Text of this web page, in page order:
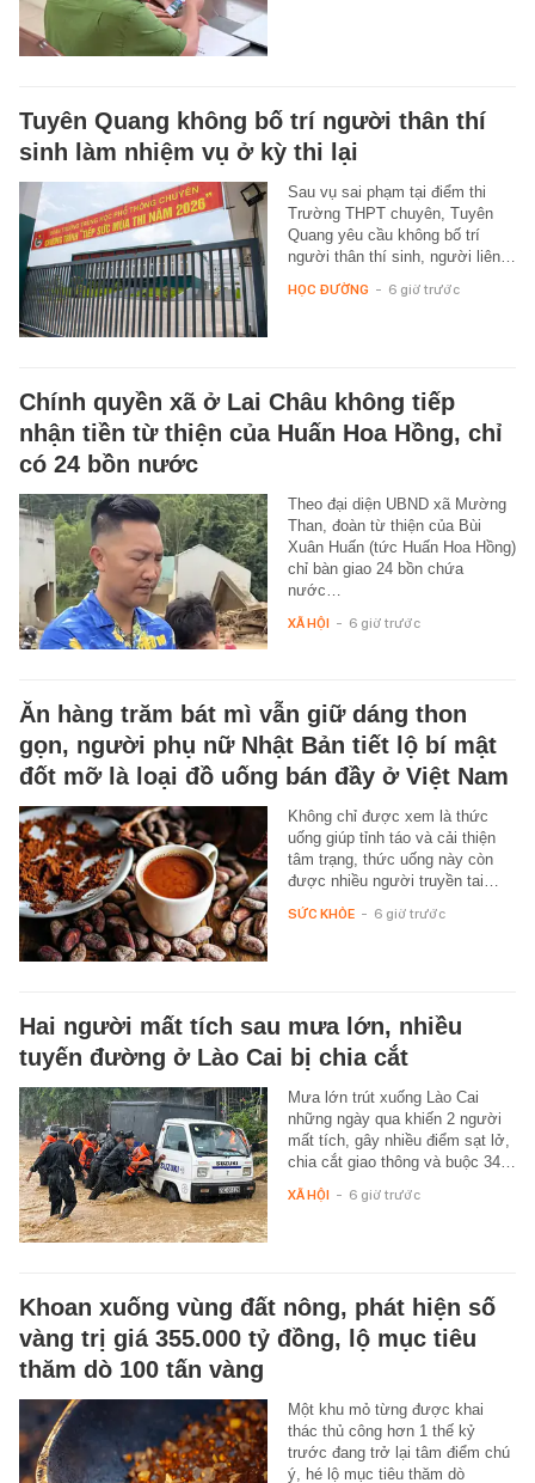
Tuyên Quang không bố trí người thân thí
sinh làm nhiệm vụ ở kỳ thi lại
Sau vụ sai phạm tại điểm thi
Trường THPT chuyên, Tuyên
Quang yêu cầu không bố trí
người thân thí sinh, người liên…
HỌC ĐƯỜNG - 6 giờ trước
Chính quyền xã ở Lai Châu không tiếp
nhận tiền từ thiện của Huấn Hoa Hồng, chỉ
có 24 bồn nước
Theo đại diện UBND xã Mường
Than, đoàn từ thiện của Bùi
Xuân Huấn (tức Huấn Hoa Hồng)
chỉ bàn giao 24 bồn chứa
nước…
XÃ HỘI - 6 giờ trước
Ăn hàng trăm bát mì vẫn giữ dáng thon
gọn, người phụ nữ Nhật Bản tiết lộ bí mật
đốt mỡ là loại đồ uống bán đầy ở Việt Nam
Không chỉ được xem là thức
uống giúp tỉnh táo và cải thiện
tâm trạng, thức uống này còn
được nhiều người truyền tai…
SỨC KHỎE - 6 giờ trước
Hai người mất tích sau mưa lớn, nhiều
tuyến đường ở Lào Cai bị chia cắt
Mưa lớn trút xuống Lào Cai
những ngày qua khiến 2 người
mất tích, gây nhiều điểm sạt lở,
chia cắt giao thông và buộc 34…
XÃ HỘI - 6 giờ trước
Khoan xuống vùng đất nông, phát hiện số
vàng trị giá 355.000 tỷ đồng, lộ mục tiêu
thăm dò 100 tấn vàng
Một khu mỏ từng được khai
thác thủ công hơn 1 thế kỷ
trước đang trở lại tâm điểm chú
ý, hé lộ mục tiêu thăm dò